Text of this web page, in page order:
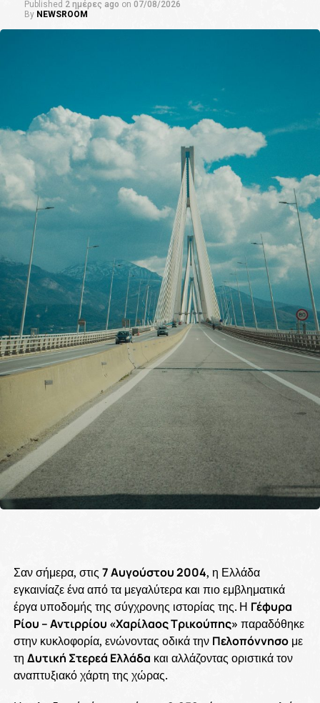
Published 2 ημέρες ago on 07/08/2026
By NEWSROOM
Σαν σήμερα, στις 7 Αυγούστου 2004, η Ελλάδα
εγκαινίαζε ένα από τα μεγαλύτερα και πιο εμβληματικά
έργα υποδομής της σύγχρονης ιστορίας της. Η Γέφυρα
Ρίου – Αντιρρίου «Χαρίλαος Τρικούπης» παραδόθηκε
στην κυκλοφορία, ενώνοντας οδικά την Πελοπόννησομε
τη Δυτική Στερεά Ελλάδα και αλλάζοντας οριστικά τον
αναπτυξιακό χάρτη της χώρας.